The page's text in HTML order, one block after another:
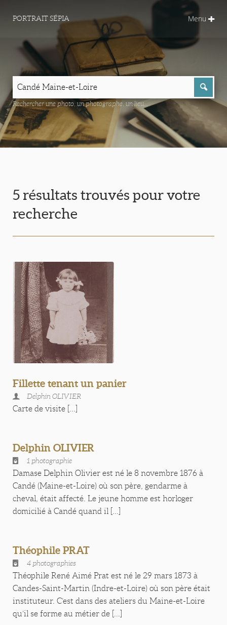
PORTRAIT SÉPIA Menu
Rechercher une photo, un photographe, un lieu...
5 résultats trouvés pour votre
recherche
Fillette tenant un panier
Delphin OLIVIER
Carte de visite [...]
Delphin OLIVIER
1 photographie
Damase Delphin Olivier est né le 8 novembre 1876 à
Candé (Maine-et-Loire) où son père, gendarme à
cheval, était affecté. Le jeune homme est horloger
domicilié à Candé quand il [...]
Théophile PRAT
4 photographies
Théophile René Aimé Prat est né le 29 mars 1873 à
Candes-Saint-Martin (Indre-et-Loire) où son père était
instituteur. C’est dans des ateliers du Maine-et-Loire
qu’il se forme au métier de [...]